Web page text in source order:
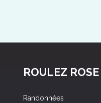
ROULEZ ROSE
Randonnées